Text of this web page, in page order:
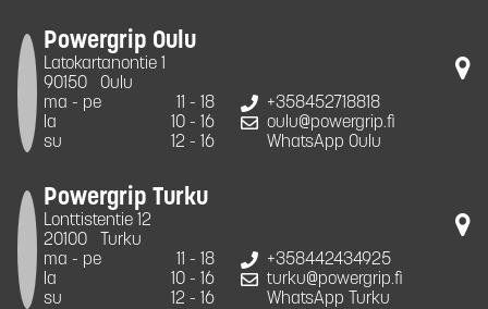
Powergrip Oulu
Latokartanontie 1
90150
Oulu
ma - pe
11 - 18
la
10 - 16
su
12 - 16
+358452718818
oulu@powergrip.fi
WhatsApp Oulu
Powergrip Turku
Lonttistentie 12
20100
Turku
ma - pe
11 - 18
la
10 - 16
su
12 - 16
+358442434925
turku@powergrip.fi
WhatsApp Turku